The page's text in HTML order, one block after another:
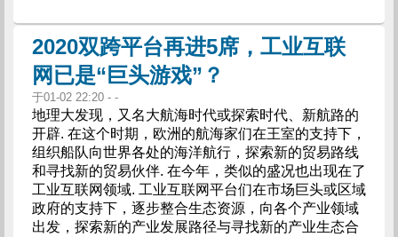
2020双跨平台再进5席，工业互联
网已是“巨头游戏”？
于01-02 22:20 - -
地理大发现，又名大航海时代或探索时代、新航路的
开辟. 在这个时期，欧洲的航海家们在王室的支持下，
组织船队向世界各处的海洋航行，探索新的贸易路线
和寻找新的贸易伙伴. 在今年，类似的盛况也出现在了
工业互联网领域. 工业互联网平台们在市场巨头或区域
政府的支持下，逐步整合生态资源，向各个产业领域
出发，探索新的产业发展路径与寻找新的产业生态合